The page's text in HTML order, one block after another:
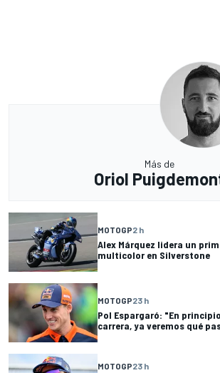
Más de
Oriol
MOTOGP2 h
Alex Márquez lidera un
multicolor en Silverstone
MOTOGP23 h
Pol Espargaró: "En
carrera, ya veremos qué
MOTOGP23 h